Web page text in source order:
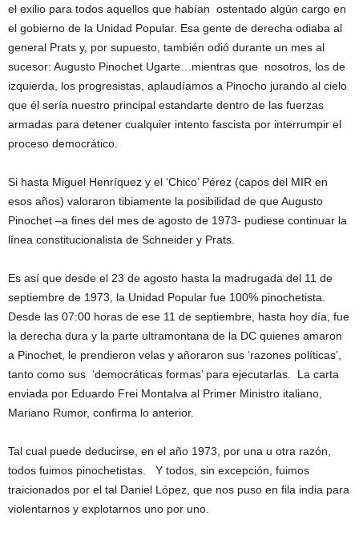
el exilio para todos aquellos que habían ostentado algún cargo en
el gobierno de la Unidad Popular. Esa gente de derecha odiaba al
general Prats y, por supuesto, también odió durante un mes al
sucesor: Augusto Pinochet Ugarte…mientras que nosotros, los de
izquierda, los progresistas, aplaudíamos a Pinocho jurando al cielo
que él sería nuestro principal estandarte dentro de las fuerzas
armadas para detener cualquier intento fascista por interrumpir el
proceso democrático.
Si hasta Miguel Henríquez y el ‘Chico’ Pérez (capos del MIR en
esos años) valoraron tibiamente la posibilidad de que Augusto
Pinochet –a fines del mes de agosto de 1973- pudiese continuar la
línea constitucionalista de Schneider y Prats.
Es así que desde el 23 de agosto hasta la madrugada del 11 de
septiembre de 1973, la Unidad Popular fue 100% pinochetista.
Desde las 07:00 horas de ese 11 de septiembre, hasta hoy día, fue
la derecha dura y la parte ultramontana de la DC quienes amaron
a Pinochet, le prendieron velas y añoraron sus ‘razones políticas’,
tanto como sus ‘democráticas formas’ para ejecutarlas. La carta
enviada por Eduardo Frei Montalva al Primer Ministro italiano,
Mariano Rumor, confirma lo anterior.
Tal cual puede deducirse, en el año 1973, por una u otra razón,
todos fuimos pinochetistas. Y todos, sin excepción, fuimos
traicionados por el tal Daniel López, que nos puso en fila india para
violentarnos y explotarnos uno por uno.